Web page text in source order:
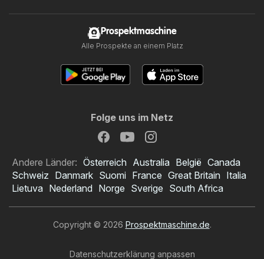
Prospektmaschine
Alle Prospekte an einem Platz
Folge uns im Netz
Andere Länder: Österreich Australia België Canada
Schweiz Danmark Suomi France Great Britain Italia
Lietuva Nederland Norge Sverige South Africa
Copyright © 2026 Prospektmaschine.de.
Datenschutzerklärung anpassen